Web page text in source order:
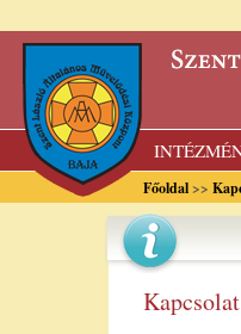
Főoldal>>
Kapcsolat